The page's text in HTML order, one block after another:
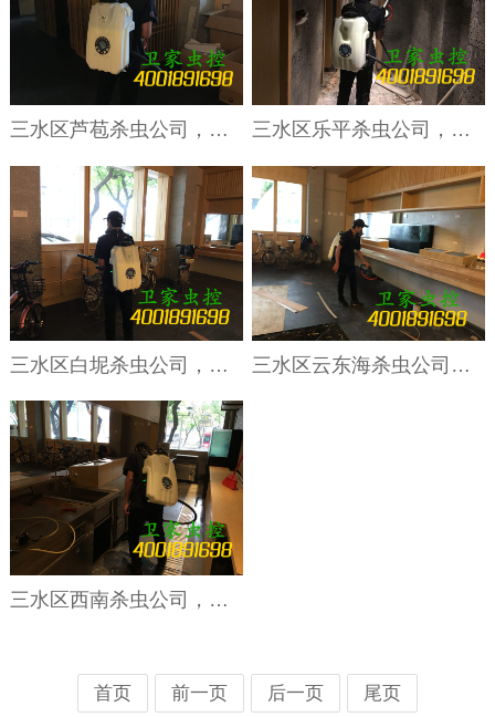
三水区芦苞杀虫公司，家里有臭虫，哪个地方危害更严重？ 三水区乐平杀虫公司，彻底消灭跳蚤的4种方法
三水区白坭杀虫公司，如何灭跳蚤，家庭防治跳蚤只要做到这3点 三水区云东海杀虫公司，家里有臭虫怎么办？吸血臭虫防治要彻底，5个方法送给你
三水区西南杀虫公司，臭虫喜欢藏在哪儿？这10个地方！
首页 前一页 后一页 尾页